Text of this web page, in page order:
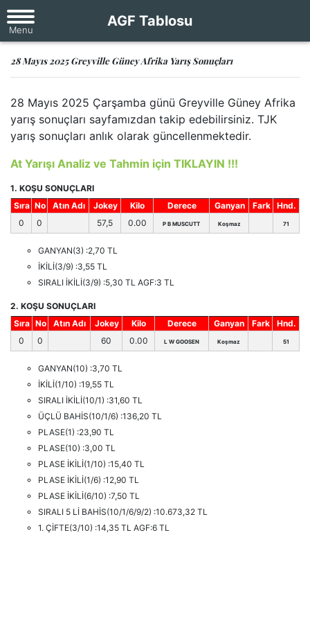
AGF Tablosu
28 Mayıs 2025 Greyville Güney Afrika Yarış Sonuçları
28 Mayıs 2025 Çarşamba günü Greyville Güney Afrika
yarış sonuçları sayfamızdan takip edebilirsiniz. TJK
yarış sonuçları anlık olarak güncellenmektedir.
At Yarışı Analiz ve Tahmin için TIKLAYIN !!!
1. KOŞU SONUÇLARI
Sıra No Atın Adı Jokey Kilo Derece Ganyan Fark
Hnd.
0
0 57,5 0.00 P B MUSCUTT Koşmaz 71
GANYAN(3) :2,70 TL
İKİLİ(3/9) :3,55 TL
SIRALI İKİLİ(3/9) :5,30 TL AGF:3 TL
2. KOŞU SONUÇLARI
Sıra No Atın Adı Jokey Kilo Derece Ganyan Fark
Hnd.
0
0 60 0.00 L W GOOSEN Koşmaz 51
GANYAN(10) :3,70 TL
İKİLİ(1/10) :19,55 TL
SIRALI İKİLİ(10/1) :31,60 TL
ÜÇLÜ BAHİS(10/1/6) :136,20 TL
PLASE(1) :23,90 TL
PLASE(10) :3,00 TL
PLASE İKİLİ(1/10) :15,40 TL
PLASE İKİLİ(1/6) :12,90 TL
PLASE İKİLİ(6/10) :7,50 TL
SIRALI 5 Lİ BAHİS(10/1/6/9/2) :10.673,32 TL
1. ÇİFTE(3/10) :14,35 TL AGF:6 TL